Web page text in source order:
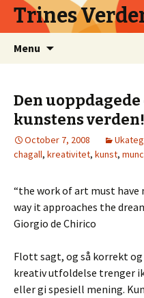
Trines
Menu
Den
kunstens verden!
October 7, 2008
chagall, kreativitet, kunst,
“the work of art must
way it approaches the
Giorgio de Chirico
Flott sagt, og så korrekt og
kreativ utfoldelse trenger
eller gi spesiell mening.